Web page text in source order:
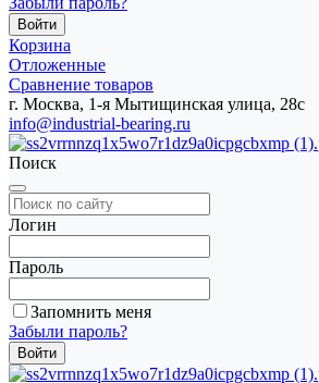
Корзина
Отложенные
Сравнение товаров
г. Москва, 1-я Мытищинская улица, 28с
info@industrial-bearing.ru
Поиск
Логин
Пароль
Запомнить меня
Забыли пароль?